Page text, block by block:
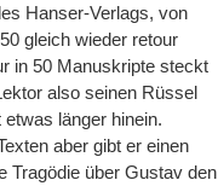
Hanser-Verlags, von
gleich wieder retour
in 50 Manuskripte steckt
also seinen Rüssel
etwas länger hinein.
aber gibt er einen
Tragödie über Gustav den